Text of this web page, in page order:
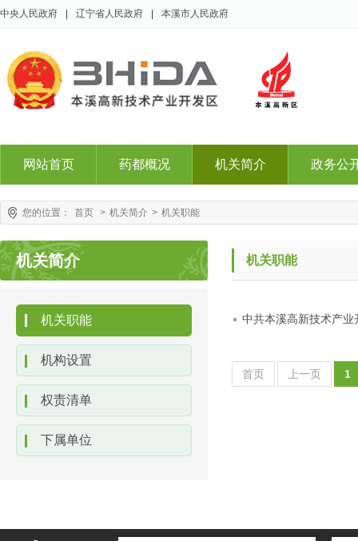
中央人民政府 辽宁省人民政府 本溪市人民政府
网站首页 药都概况 机关简介 政务公
您的位置： 首页 > 机关简介 > 机关职能
机关简介
机关职能
机构设置
权责清单
下属单位
机关职能
中共本溪高新技术产
首页 上一页 1